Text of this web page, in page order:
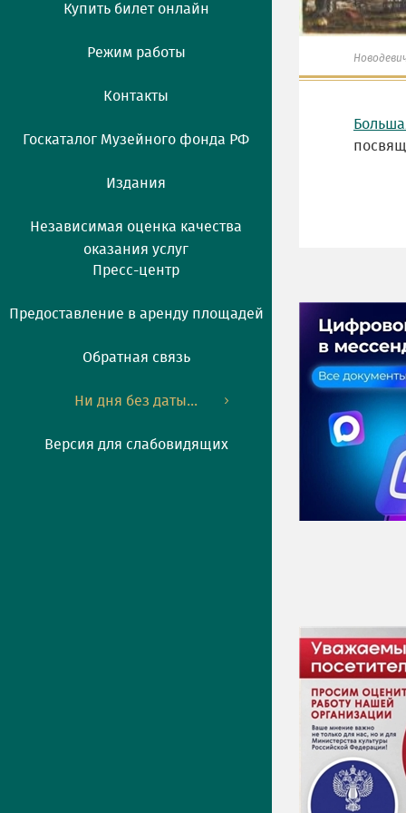
Купить билет онлайн
Режим работы
Контакты
Госкаталог Музейного фонда РФ
Издания
Независимая оценка качества
оказания услуг
Пресс-центр
Предоставление в аренду площадей
Обратная связь
Ни дня без даты...
Версия для слабовидящих